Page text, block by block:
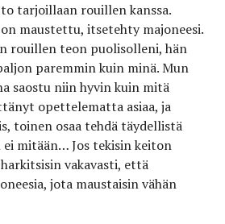
tarjoillaan rouillen kanssa.
maustettu, itsetehty majoneesi.
rouillen teon puolisolleni, hän
paremmin kuin minä. Mun
saostu niin hyvin kuin mitä
opettelematta asiaa, ja
toinen osaa tehdä täydellistä
ei mitään… Jos tekisin keiton
vakavasti, että
jota maustaisin vähän